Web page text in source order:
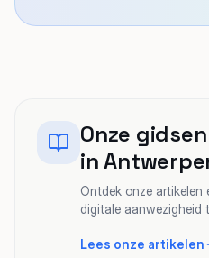
Onze
in
Ontdek onze
digitale aanwezigheid
Lees onze artikelen